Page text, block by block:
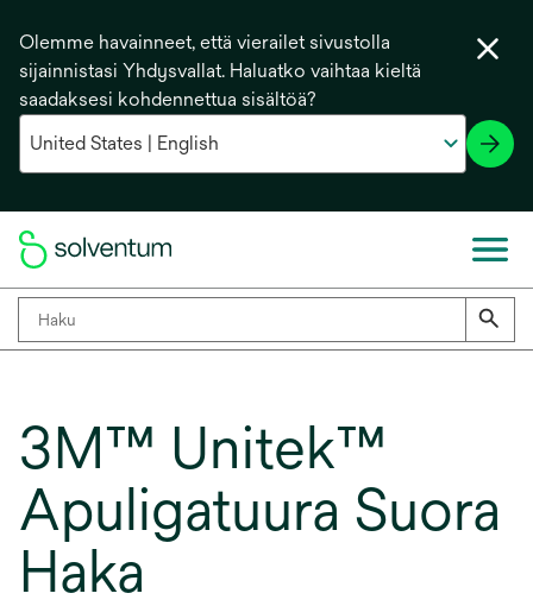
Olemme havainneet, että vierailet sivustolla
sijainnistasi Yhdysvallat. Haluatko vaihtaa kieltä
saadaksesi kohdennettua sisältöä?
3M™ Unitek™
Apuligatuura Suora
Haka